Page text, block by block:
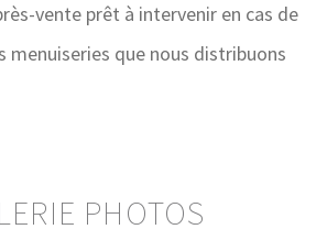
vente prêt à intervenir en cas de
menuiseries que nous distribuons
PHOTOS